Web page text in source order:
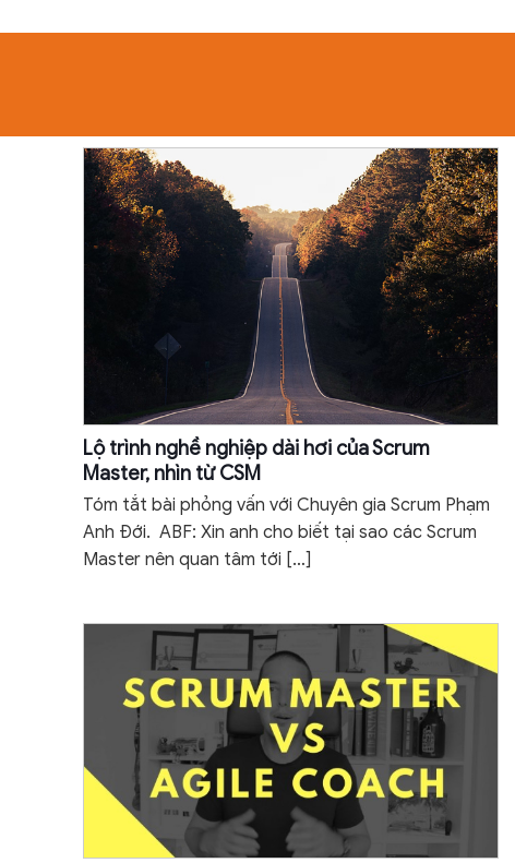
Lộ trình nghề nghiệp dài hơi của Scrum
Master, nhìn từ CSM
Tóm tắt bài phỏng vấn với Chuyên gia Scrum Phạm
Anh Đới. ABF: Xin anh cho biết tại sao các Scrum
Master nên quan tâm tới […]